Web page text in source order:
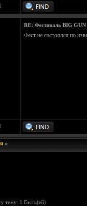
RE: Фестиваль BIG GUN
Фест не состоялся по
»
тему: 1 Гость(ей)